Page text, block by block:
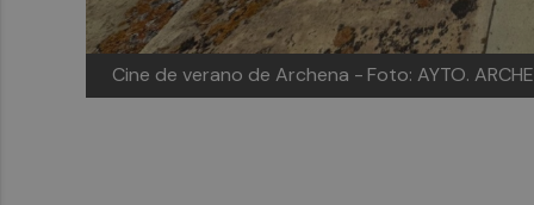
Cine de verano de Archena -Foto: AYTO.